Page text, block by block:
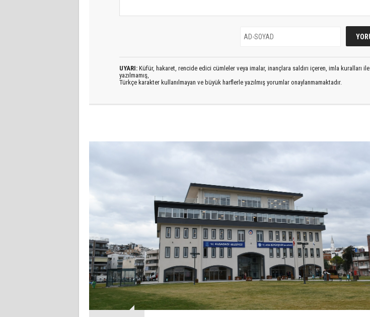
UYARI: Küfür, hakaret, rencide edici cümleler veya imalar, inançlara saldırı içeren, imla kuralları ile
yazılmamış,
Türkçe karakter kullanılmayan ve büyük harflerle yazılmış yorumlar onaylanmamaktadır.